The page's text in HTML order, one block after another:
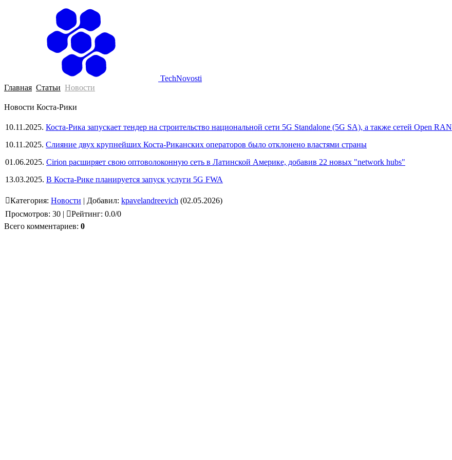
TechNovosti
Главная Статьи Новости
Новости Коста-Рики
10.11.2025. Коста-Рика запускает тендер на строительство национальной сети 5G Standalone (5G SA), а также сетей Open RAN
10.11.2025. Слияние двух крупнейших Коста-Риканских операторов было отклонено властями страны
01.06.2025. Cirion расширяет свою оптоволоконную сеть в Латинской Америке, добавив 22 новых "network hubs"
13.03.2025. В Коста-Рике планируется запуск услуги 5G FWA
Категория: Новости | Добавил: kpavelandreevich (02.05.2026)
Просмотров: 30 | Рейтинг: 0.0/0
Всего комментариев: 0